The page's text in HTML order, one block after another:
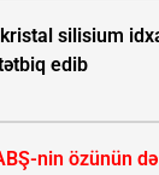
silisium
edib
nin özünün